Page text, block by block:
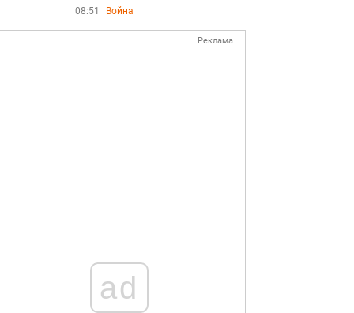
08:51 Война
Реклама
ad